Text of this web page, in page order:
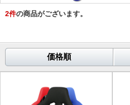
2件の商品がございます。
価格順